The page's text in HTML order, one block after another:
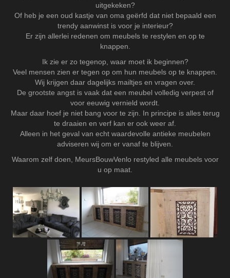
uitgekeken?
Of heb je een oud kastje van oma geërfd dat niet bepaald een
trendy aanwinst is voor je interieur?
Er zijn allerlei redenen om meubels te restylen en op te
knappen.
Ik zie er zo tegenop, waar moet ik beginnen?
Veel mensen zien er tegen op om hun meubels op te knappen.
Wij krijgen daar dagelijks mailtjes en vragen over.
De grootste angst is vaak dat een meubel volledig verpest of
voor eeuwig vernield wordt.
Maar daar hoef je niet bang voor te zijn. In principe is alles terug
te draaien en verf kan er ook weer af.
Alleen in het geval van echt waardevolle antieke meubelen
adviseren wij om er vanaf te blijven.
Waarom zelf doen, MeursBouwVenlo restyled alle meubels voor
u op maat.